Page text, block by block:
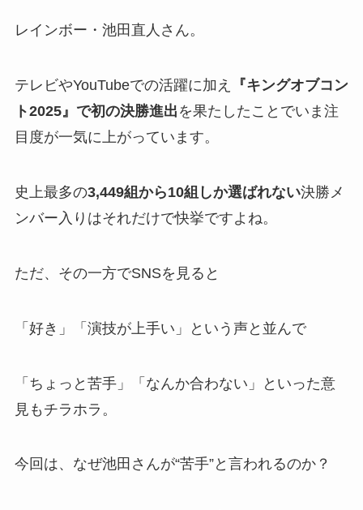
レインボー・池田直人さん。
テレビやYouTubeでの活躍に加え
『キングオブコン
ト2025』で初の決勝進出 を果たしたことでいま注
目度が一気に上がっています。
史上最多の3,449組から10組しか選ばれない決勝メ
ンバー入りはそれだけで快挙ですよね。
ただ、その一方でSNSを見ると
「好き」「演技が上手い」という声と並んで
「ちょっと苦手」「なんか合わない」といった意
見もチラホラ。
今回は、なぜ池田さんが“苦手”と言われるのか？